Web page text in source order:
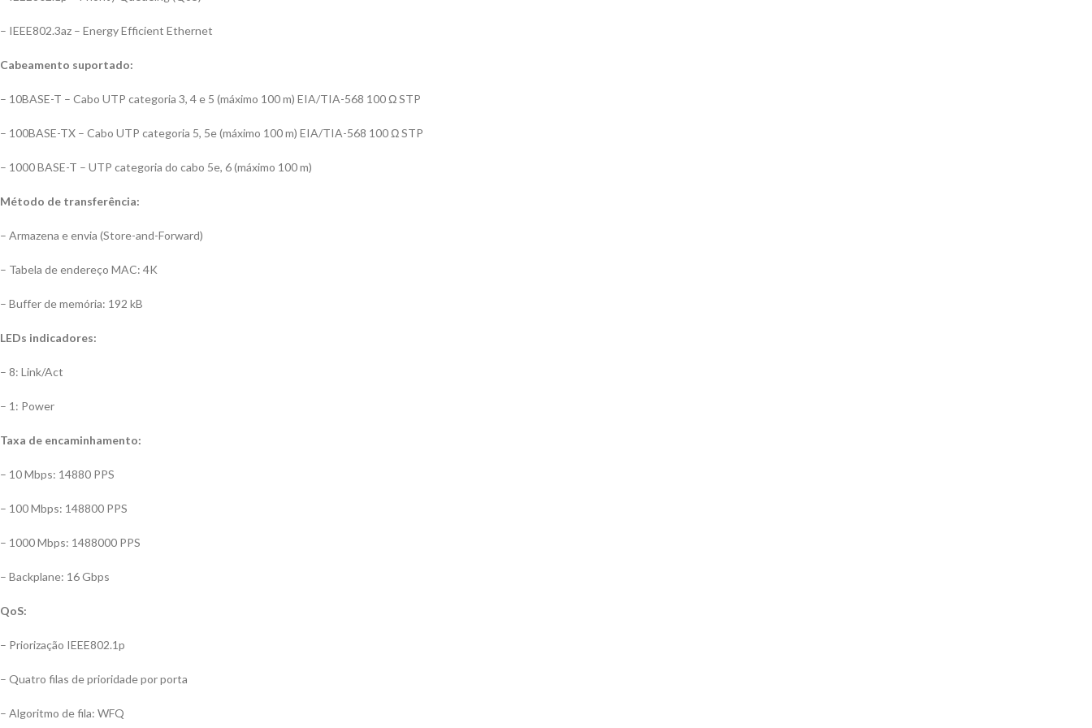
– IEEE802.3az – Energy Efficient Ethernet
Cabeamento suportado:
– 10BASE-T – Cabo UTP categoria 3, 4 e 5 (máximo 100 m) EIA/TIA-568 100 Ω STP
– 100BASE-TX – Cabo UTP categoria 5, 5e (máximo 100 m) EIA/TIA-568 100 Ω STP
– 1000 BASE-T – UTP categoria do cabo 5e, 6 (máximo 100 m)
Método de transferência:
– Armazena e envia (Store-and-Forward)
– Tabela de endereço MAC: 4K
– Buffer de memória: 192 kB
LEDs indicadores:
– 8: Link/Act
– 1: Power
Taxa de encaminhamento:
– 10 Mbps: 14880 PPS
– 100 Mbps: 148800 PPS
– 1000 Mbps: 1488000 PPS
– Backplane: 16 Gbps
QoS:
– Priorização IEEE802.1p
– Quatro filas de prioridade por porta
– Algoritmo de fila: WFQ